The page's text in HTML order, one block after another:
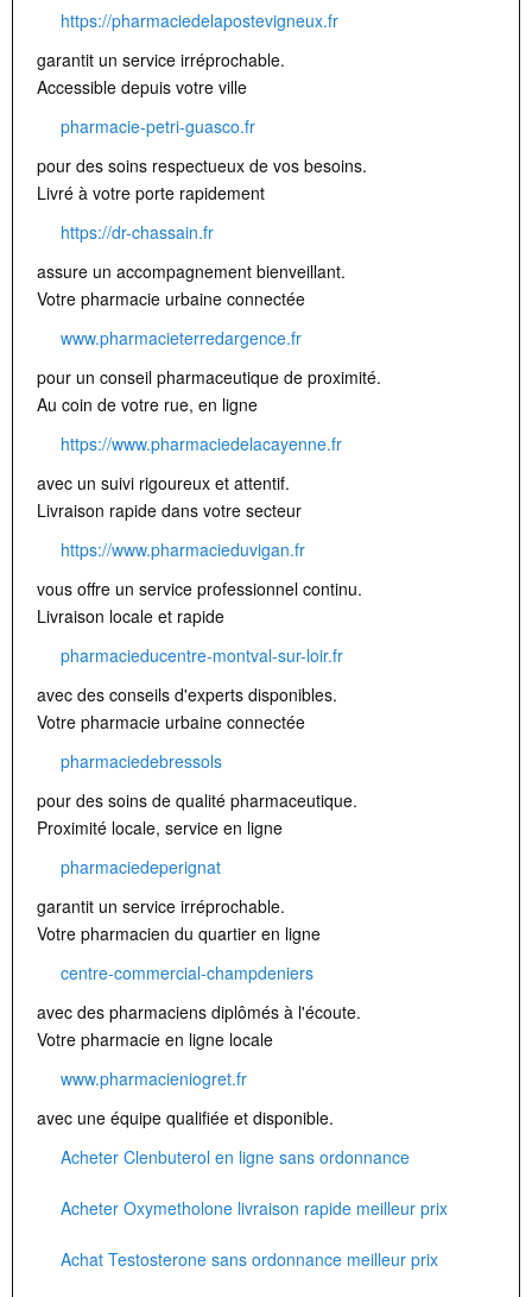
https://pharmaciedelapostevigneux.fr
garantit un service irréprochable.
Accessible depuis votre ville
pharmacie-petri-guasco.fr
pour des soins respectueux de vos besoins.
Livré à votre porte rapidement
https://dr-chassain.fr
assure un accompagnement bienveillant.
Votre pharmacie urbaine connectée
www.pharmacieterredargence.fr
pour un conseil pharmaceutique de proximité.
Au coin de votre rue, en ligne
https://www.pharmaciedelacayenne.fr
avec un suivi rigoureux et attentif.
Livraison rapide dans votre secteur
https://www.pharmacieduvigan.fr
vous offre un service professionnel continu.
Livraison locale et rapide
pharmacieducentre-montval-sur-loir.fr
avec des conseils d'experts disponibles.
Votre pharmacie urbaine connectée
pharmaciedebressols
pour des soins de qualité pharmaceutique.
Proximité locale, service en ligne
pharmaciedeperignat
garantit un service irréprochable.
Votre pharmacien du quartier en ligne
centre-commercial-champdeniers
avec des pharmaciens diplômés à l'écoute.
Votre pharmacie en ligne locale
www.pharmacieniogret.fr
avec une équipe qualifiée et disponible.
Acheter Clenbuterol en ligne sans ordonnance
Acheter Oxymetholone livraison rapide meilleur prix
Achat Testosterone sans ordonnance meilleur prix